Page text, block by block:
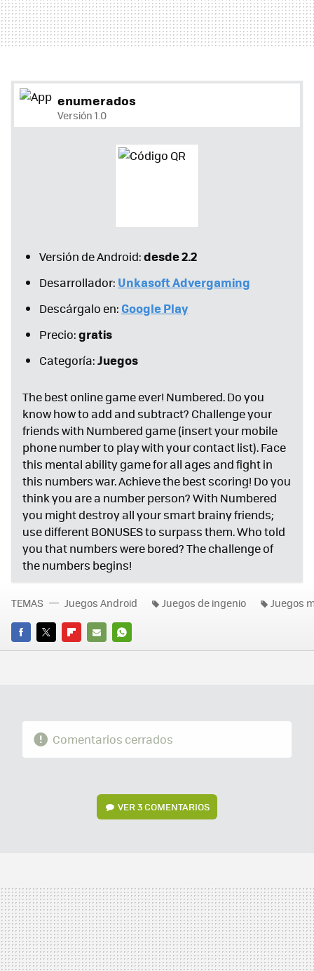
enumerados
Versión 1.0
Versión de Android:desde 2.2
Desarrollador: Unkasoft Advergaming
Descárgalo en: Google Play
Precio:gratis
Categoría:Juegos
The best online game ever! Numbered. Do you
know how to add and subtract? Challenge your
friends with Numbered game (insert your mobile
phone number to play with your contact list). Face
this mental ability game for all ages and fight in
this numbers war. Achieve the best scoring! Do you
think you are a number person? With Numbered
you might destroy all your smart brainy friends;
use different BONUSES to surpass them. Who told
you that numbers were bored? The challenge of
the numbers begins!
FACEBOOK
TWITTERFLIPBOARD
E-
WHATSAPP
TEMAS Juegos Android Juegos de ingenio Juegos
Comentarios cerrados
VER3 COMENTARIOS